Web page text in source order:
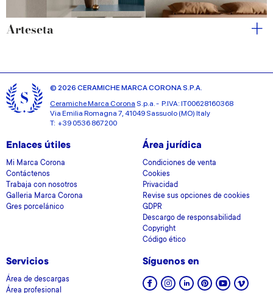
Arteseta
© 2026 CERAMICHE MARCA CORONA S.P.A.
Ceramiche Marca Corona S.p.a. - P.IVA: IT00628160368
Via Emilia Romagna 7, 41049 Sassuolo (MO) Italy
T: +39 0536 867200
Enlaces útiles
Mi Marca Corona
Contáctenos
Trabaja con nosotros
Galleria Marca Corona
Gres porcelánico
Área jurídica
Condiciones de venta
Cookies
Privacidad
Revise sus opciones de cookies
GDPR
Descargo de responsabilidad
Copyright
Código ético
Servicios
Área de descargas
Área profesional
Síguenos en